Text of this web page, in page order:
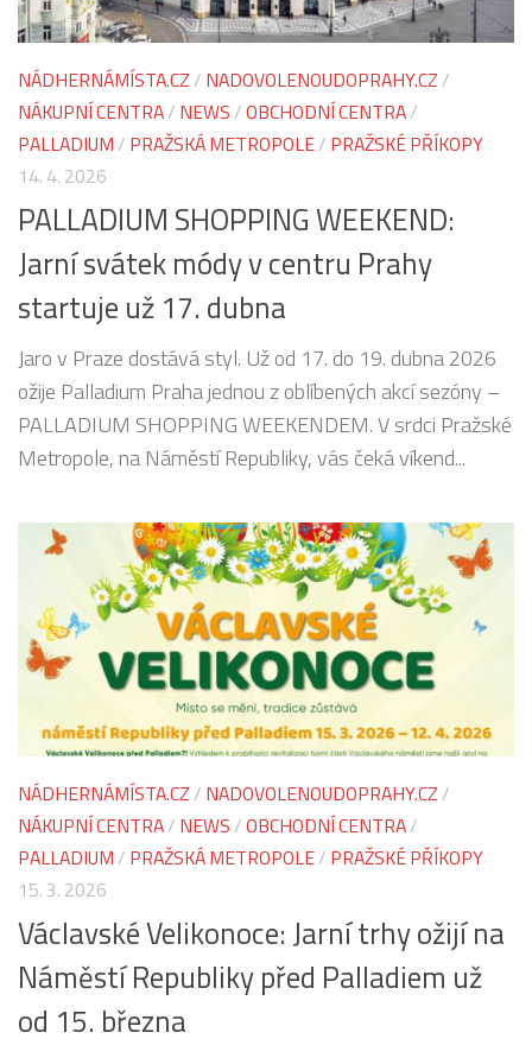
NÁDHERNÁMÍSTA.CZ / NADOVOLENOUDOPRAHY.CZ /
NÁKUPNÍ CENTRA/ NEWS /OBCHODNÍ CENTRA/
PALLADIUM / PRAŽSKÁ METROPOLE/ PRAŽSKÉ PŘÍKOPY
14. 4. 2026
PALLADIUM SHOPPING WEEKEND:
Jarní svátek módy v centru Prahy
startuje už 17. dubna
Jaro v Praze dostává styl. Už od 17. do 19. dubna 2026
ožije Palladium Praha jednou z oblíbených akcí sezóny –
PALLADIUM SHOPPING WEEKENDEM. V srdci Pražské
Metropole, na Náměstí Republiky, vás čeká víkend...
NÁDHERNÁMÍSTA.CZ / NADOVOLENOUDOPRAHY.CZ /
NÁKUPNÍ CENTRA/ NEWS /OBCHODNÍ CENTRA/
PALLADIUM / PRAŽSKÁ METROPOLE/ PRAŽSKÉ PŘÍKOPY
15. 3. 2026
Václavské Velikonoce: Jarní trhy ožijí na
Náměstí Republiky před Palladiem už
od 15. března